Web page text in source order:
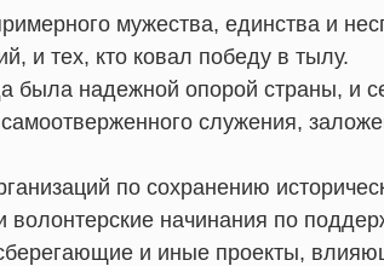
мужества, единства и
и тех, кто ковал победу в тылу.
была надежной опорой страны, и
служения,
по сохранению
начинания по
и иные проекты,